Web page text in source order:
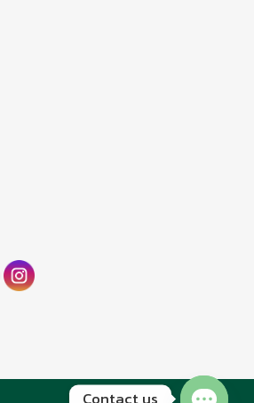
Contact us